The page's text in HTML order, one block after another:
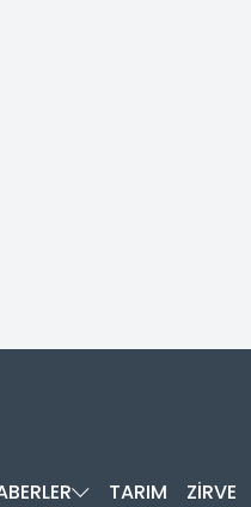
TARIM ZİRVE